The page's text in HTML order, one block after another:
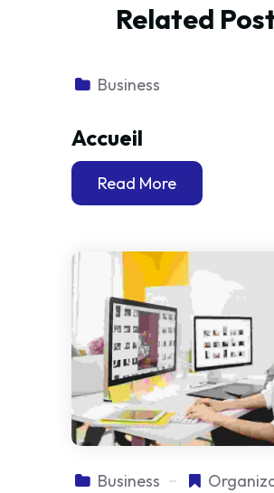
Related
Business
Accueil
Read More
Business